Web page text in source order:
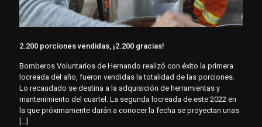
2.200 porciones vendidas, ¡2.200 gracias!
Bomberos Voluntarios de Hernando realizó con éxito la primera
locreada del año, fueron vendidas la totalidad de las porciones.
Lo recaudado se destina a la adquisición de herramientas y
mantenimiento del cuartel. La segunda locreada de este 2022 en
la que próximamente darán a conocer la fecha se proyectan unas
[…]